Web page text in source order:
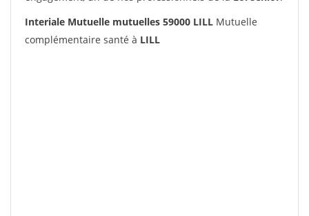
Interiale Mutuelle mutuelles 59000 LILL Mutuelle
complémentaire santé à LILL